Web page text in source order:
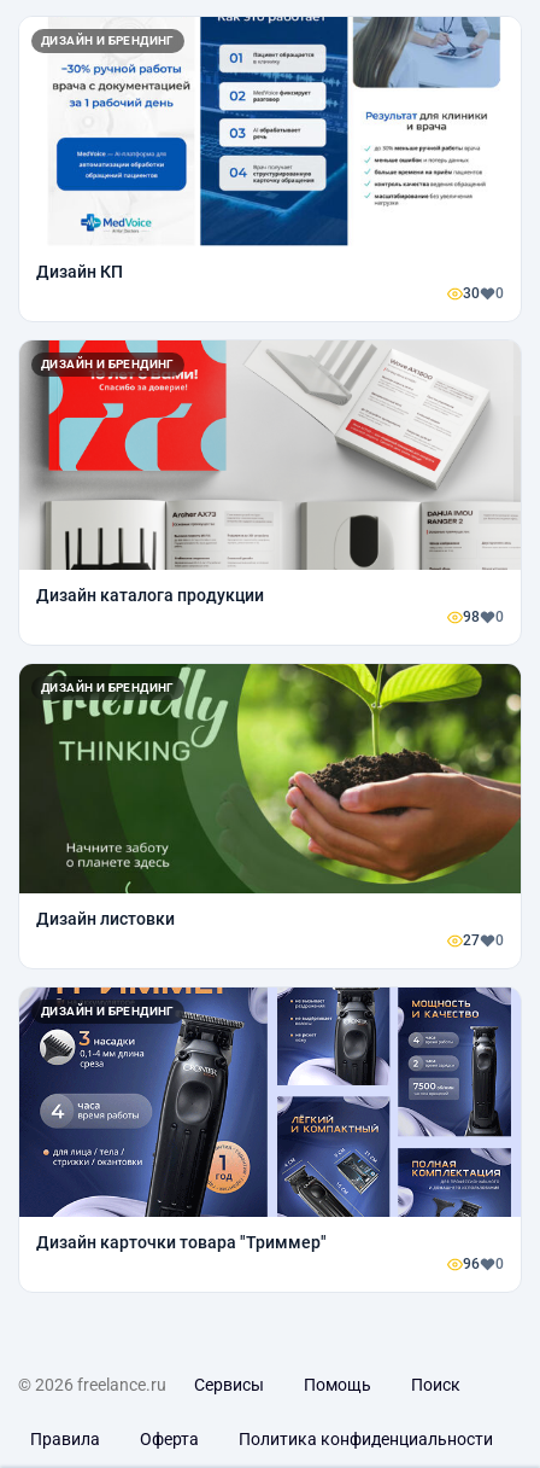
ДИЗАЙН И БРЕНДИНГ
Дизайн КП
30 0
ДИЗАЙН И БРЕНДИНГ
Дизайн каталога продукции
98 0
ДИЗАЙН И БРЕНДИНГ
Дизайн листовки
27 0
ДИЗАЙН И БРЕНДИНГ
Дизайн карточки товара "Триммер"
96 0
© 2026 freelance.ru Сервисы Помощь Поиск
Правила Оферта Политика конфиденциальности